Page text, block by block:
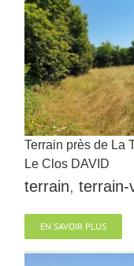
Terrain près de La
Le Clos DAVID
terrain, terrain-
EN SAVOIR PLUS